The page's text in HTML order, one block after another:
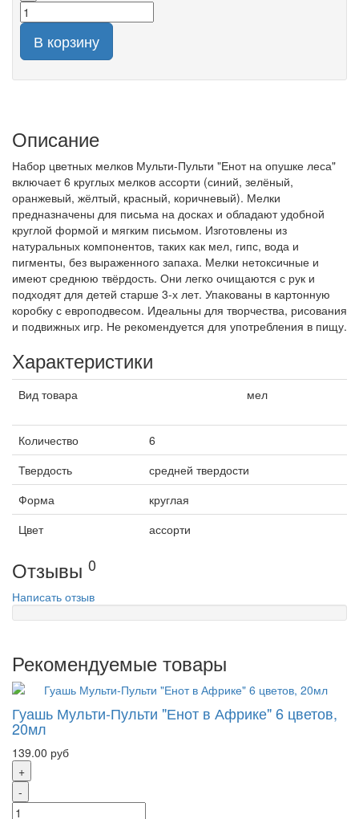
В корзину
Описание
Набор цветных мелков Мульти-Пульти "Енот на опушке леса"
включает 6 круглых мелков ассорти (синий, зелёный,
оранжевый, жёлтый, красный, коричневый). Мелки
предназначены для письма на досках и обладают удобной
круглой формой и мягким письмом. Изготовлены из
натуральных компонентов, таких как мел, гипс, вода и
пигменты, без выраженного запаха. Мелки нетоксичные и
имеют среднюю твёрдость. Они легко очищаются с рук и
подходят для детей старше 3-х лет. Упакованы в картонную
коробку с европодвесом. Идеальны для творчества, рисования
и подвижных игр. Не рекомендуется для употребления в пищу.
Характеристики
Вид товара мел
Количество
6
Твердость
средней твердости
Форма
круглая
Цвет
ассорти
Отзывы 0
Написать отзыв
Рекомендуемые товары
Гуашь Мульти-Пульти "Енот в Африке" 6 цветов,
20мл
139.00 руб
+
-